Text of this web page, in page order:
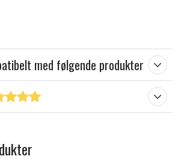
med følgende produkter